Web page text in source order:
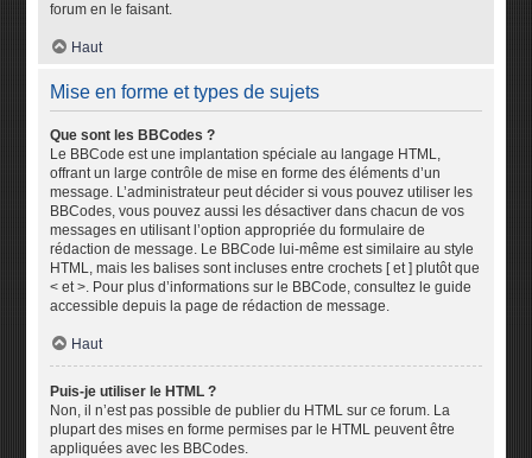
forum en le faisant.
Haut
Mise en forme et types de sujets
Que sont les BBCodes ?
Le BBCode est une implantation spéciale au langage HTML,
offrant un large contrôle de mise en forme des éléments d’un
message. L’administrateur peut décider si vous pouvez utiliser les
BBCodes, vous pouvez aussi les désactiver dans chacun de vos
messages en utilisant l’option appropriée du formulaire de
rédaction de message. Le BBCode lui-même est similaire au style
HTML, mais les balises sont incluses entre crochets [ et ] plutôt que
< et >. Pour plus d’informations sur le BBCode, consultez le guide
accessible depuis la page de rédaction de message.
Haut
Puis-je utiliser le HTML ?
Non, il n’est pas possible de publier du HTML sur ce forum. La
plupart des mises en forme permises par le HTML peuvent être
appliquées avec les BBCodes.